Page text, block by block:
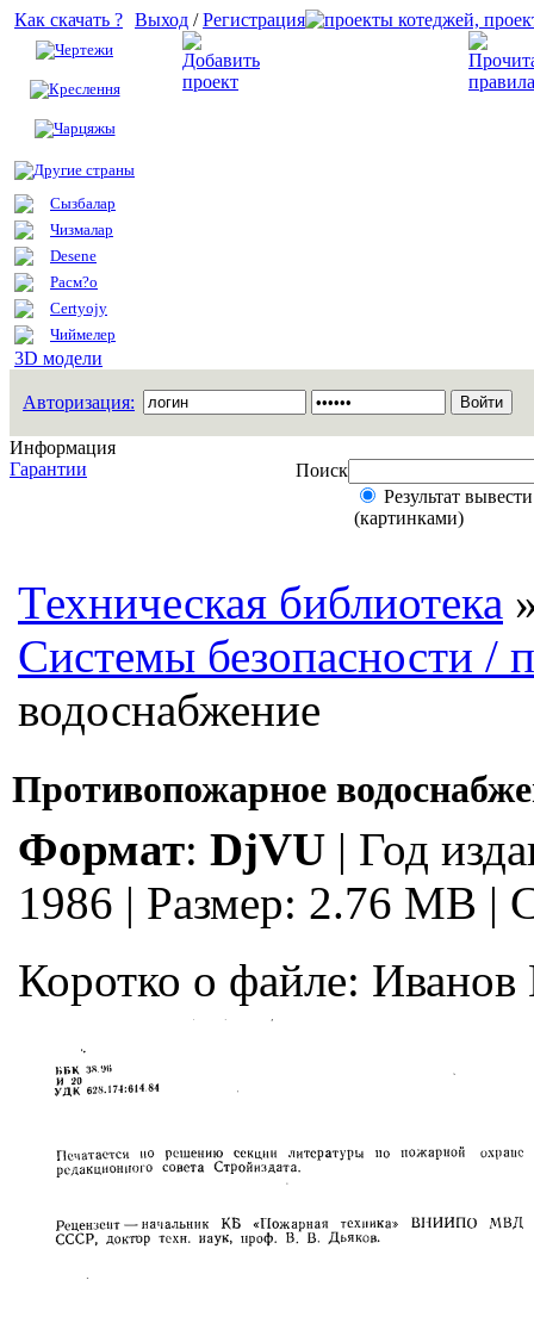
Как скачать ?
Чертежи
Креслення
Чарцяжы
Другие страны
Сызбалар
Чизмалар
Desene
Расм?о
Certyojy
Чиймелер
3D модели
Выход /Регистрация
Авторизация:
Информация
Гарантии
Поиск
Результат
(картинками)
Техническая библиотека
Системы безопасности /
водоснабжение
Противопожарное
Формат: DjVU | Год
1986 | Размер: 2.76 MB |
Коротко о файле: Иванов